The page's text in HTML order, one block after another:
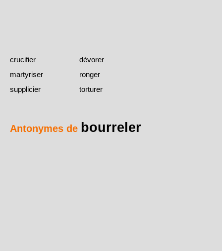
crucifier
dévorer
martyriser
ronger
supplicier
torturer
Antonymes de bourreler